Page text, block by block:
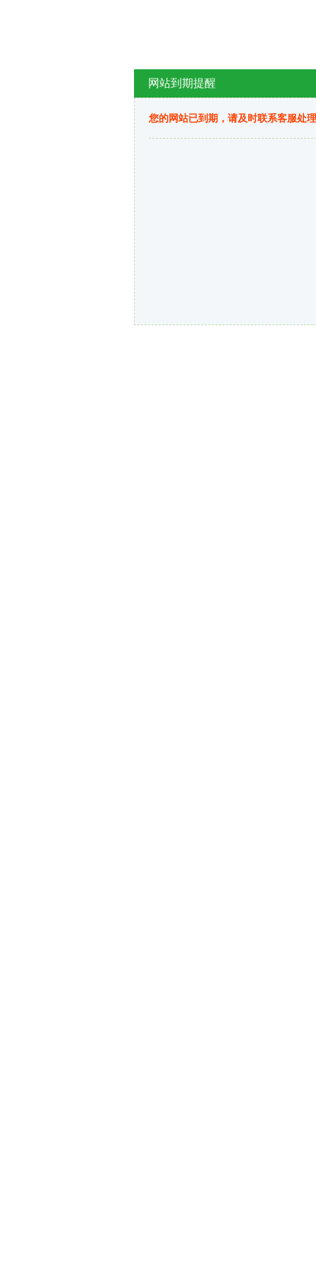
网站到期提醒
您的网站已到期，请及时联系客服处理